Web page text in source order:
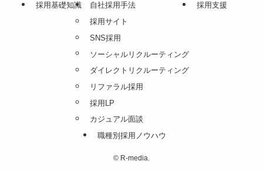
採用基礎知識
自社採用手法
採用サイト
SNS採用
ソーシャルリクルーティング
ダイレクトリクルーティング
リファラル採用
採用LP
カジュアル面談
採用支援
職種別採用ノウハウ
© R-media.